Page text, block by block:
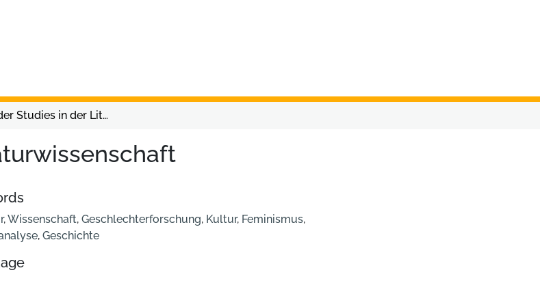
Gender Studies in der Literaturwissenschaft
,Wissenschaft, Geschlechterforschung, Kultur, Feminismus,
, Geschichte